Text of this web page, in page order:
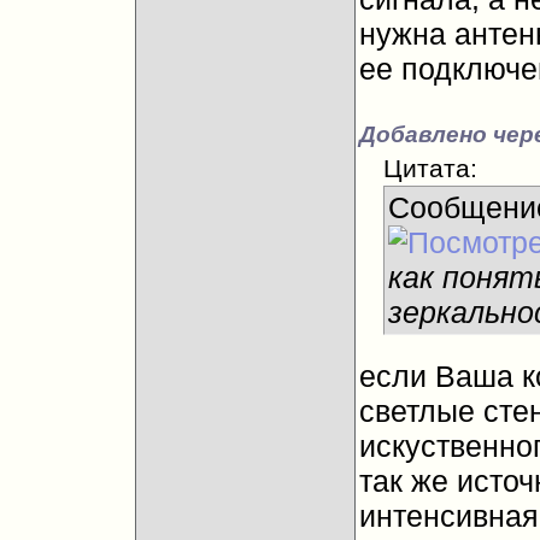
нужна
ее
Добавлено
Цитата:
как
если Ваша
светлые
так же